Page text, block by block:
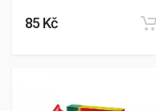
85 Kč